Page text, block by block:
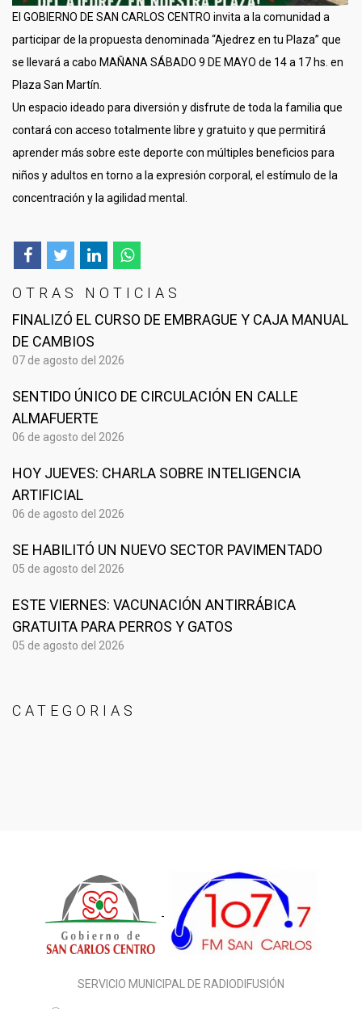
El GOBIERNO DE SAN CARLOS CENTRO invita a la comunidad a
participar de la propuesta denominada “Ajedrez en tu Plaza” que
se llevará a cabo MAÑANA SÁBADO 9 DE MAYO de 14 a 17 hs. en
Plaza San Martín.
Un espacio ideado para diversión y disfrute de toda la familia que
contará con acceso totalmente libre y gratuito y que permitirá
aprender más sobre este deporte con múltiples beneficios para
niños y adultos en torno a la expresión corporal, el estímulo de la
concentración y la agilidad mental.
OTRAS NOTICIAS
FINALIZÓ EL CURSO DE EMBRAGUE Y CAJA MANUAL
DE CAMBIOS
07 de agosto del 2026
SENTIDO ÚNICO DE CIRCULACIÓN EN CALLE
ALMAFUERTE
06 de agosto del 2026
HOY JUEVES: CHARLA SOBRE INTELIGENCIA
ARTIFICIAL
06 de agosto del 2026
SE HABILITÓ UN NUEVO SECTOR PAVIMENTADO
05 de agosto del 2026
ESTE VIERNES: VACUNACIÓN ANTIRRÁBICA
GRATUITA PARA PERROS Y GATOS
05 de agosto del 2026
CATEGORIAS
SERVICIO MUNICIPAL DE RADIODIFUSIÓN